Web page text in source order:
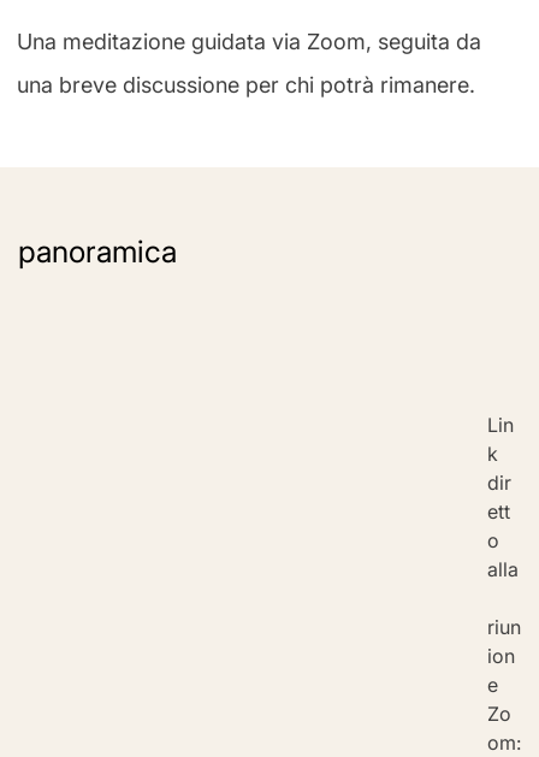
Una meditazione guidata via Zoom, seguita da
una breve discussione per chi potrà rimanere.
panoramica
Lin
k
dir
ett
o
alla
riun
ion
e
Zo
om: